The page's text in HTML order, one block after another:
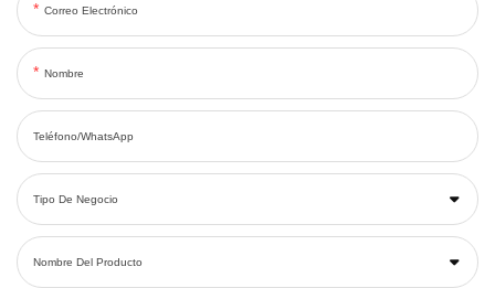
Correo Electrónico
Nombre
Teléfono/WhatsApp
Tipo De Negocio
Nombre Del Producto